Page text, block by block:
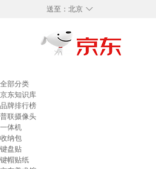
◇
送至： 北京
全部分类
京东知识库
品牌排行榜
普联摄像头
一体机
收纳包
键盘贴
键帽贴纸